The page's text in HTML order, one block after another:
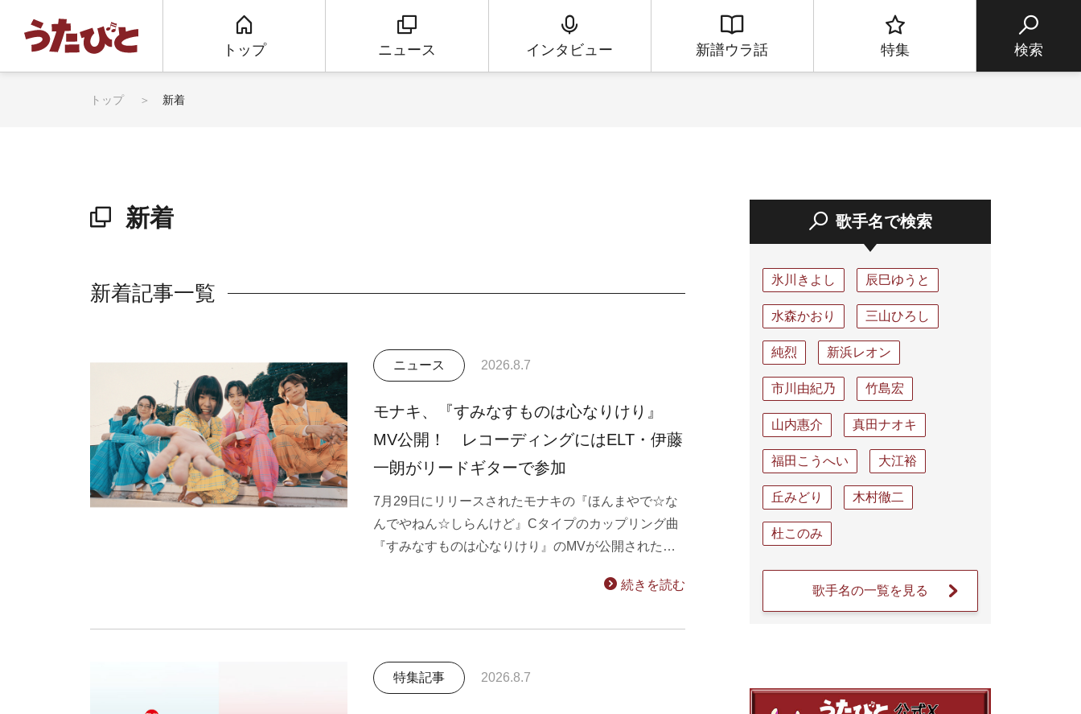
トップ ニュース インタビュー 新譜ウラ話 特集 検索
トップ 新着
新着
新着記事一覧
ニュース 2026.8.7
モナキ、『すみなすものは心なりけり』
MV公開！ レコーディングにはELT・伊藤
一朗がリードギターで参加
7月29日にリリースされたモナキの『ほんまやで☆な
んでやねん☆しらんけど』Cタイプのカップリング曲
『すみなすものは心なりけり』のMVが公開された…
続きを読む
特集記事 2026.8.7
歌手名で検索
氷川きよし 辰巳ゆうと
水森かおり 三山ひろし
純烈 新浜レオン
市川由紀乃 竹島宏
山内惠介 真田ナオキ
福田こうへい 大江裕
丘みどり 木村徹二
杜このみ
歌手名の一覧を見る